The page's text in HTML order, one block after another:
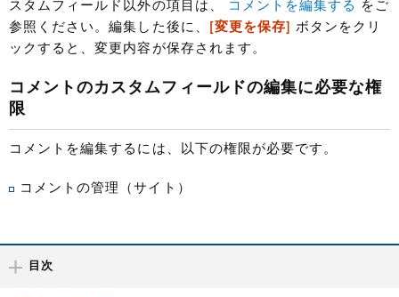
スタムフィールド以外の項目は、
コメントを編集する
をご
参照ください。編集した後に、
[変更を保存]
ボタンをクリ
ックすると、変更内容が保存されます。
コメントのカスタムフィールドの編集に必要な権
限
コメントを編集するには、以下の権限が必要です。
コメントの管理（サイト）
目次